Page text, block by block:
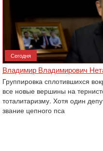
Сегодня
Владимир Владимирович
Группировка сплотившихся
все новые вершины на
тоталитаризму. Хотя один
звание цепного пса